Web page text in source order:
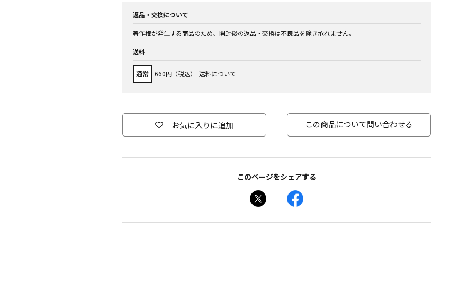
返品・交換について
著作権が発生する商品のため、開封後の返品・交換は不良品を除き承れません。
送料
通常 660円（税込） 送料について
お気に入りに追加 この商品について問い合わせる
このページをシェアする